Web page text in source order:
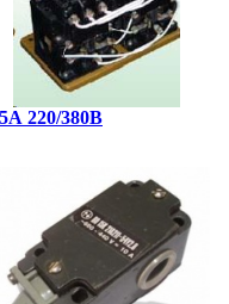
220/380В